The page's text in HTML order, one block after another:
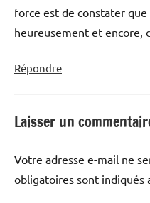
force est de constater
heureusement et encore,
Répondre
Laisser un
Votre adresse e-mail ne
obligatoires sont indiqués